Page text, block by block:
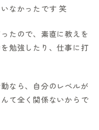
なかったです 笑
たので、素直に教えを
勉強したり、仕事に打
なら、自分のレベルが
て全く関係ないからで